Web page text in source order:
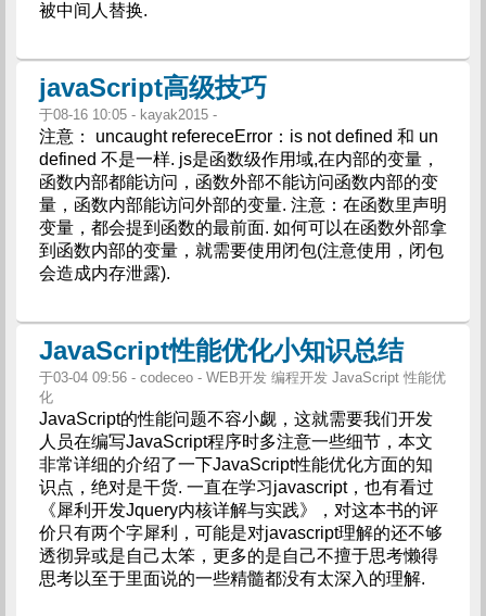
被中间人替换.
javaScript高级技巧
于08-16 10:05 - kayak2015 -
注意： uncaught refereceError：is not defined 和 un
defined 不是一样. js是函数级作用域,在内部的变量，
函数内部都能访问，函数外部不能访问函数内部的变
量，函数内部能访问外部的变量. 注意：在函数里声明
变量，都会提到函数的最前面. 如何可以在函数外部拿
到函数内部的变量，就需要使用闭包(注意使用，闭包
会造成内存泄露).
JavaScript性能优化小知识总结
于03-04 09:56 - codeceo - WEB开发 编程开发 JavaScript 性能优
化
JavaScript的性能问题不容小觑，这就需要我们开发
人员在编写JavaScript程序时多注意一些细节，本文
非常详细的介绍了一下JavaScript性能优化方面的知
识点，绝对是干货. 一直在学习javascript，也有看过
《犀利开发Jquery内核详解与实践》，对这本书的评
价只有两个字犀利，可能是对javascript理解的还不够
透彻异或是自己太笨，更多的是自己不擅于思考懒得
思考以至于里面说的一些精髓都没有太深入的理解.